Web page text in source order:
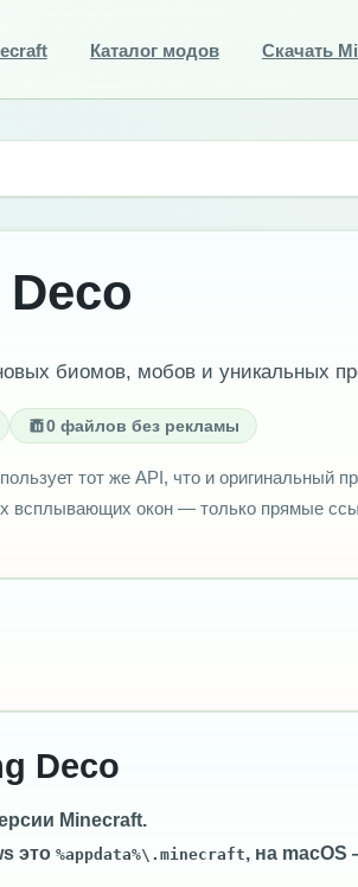
Каталог модов Скачать
биомов, мобов и уникальных
0 файлов без рекламы
тот же API, что и оригинальный
всплывающих окон — только прямые
Deco
Minecraft.
это %appdata%\.minecraft, на macOS